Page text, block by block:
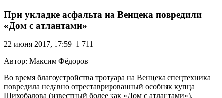
При укладке асфальта на Венцека повредили
«Дом с атлантами»
22 июня 2017, 17:59 1 711
Автор: Максим Фёдоров
Во время благоустройства тротуара на Венцека спецтехника
повредила недавно отреставрированный особняк купца
Шихобалова (известный более как «Дом с атлантами»).